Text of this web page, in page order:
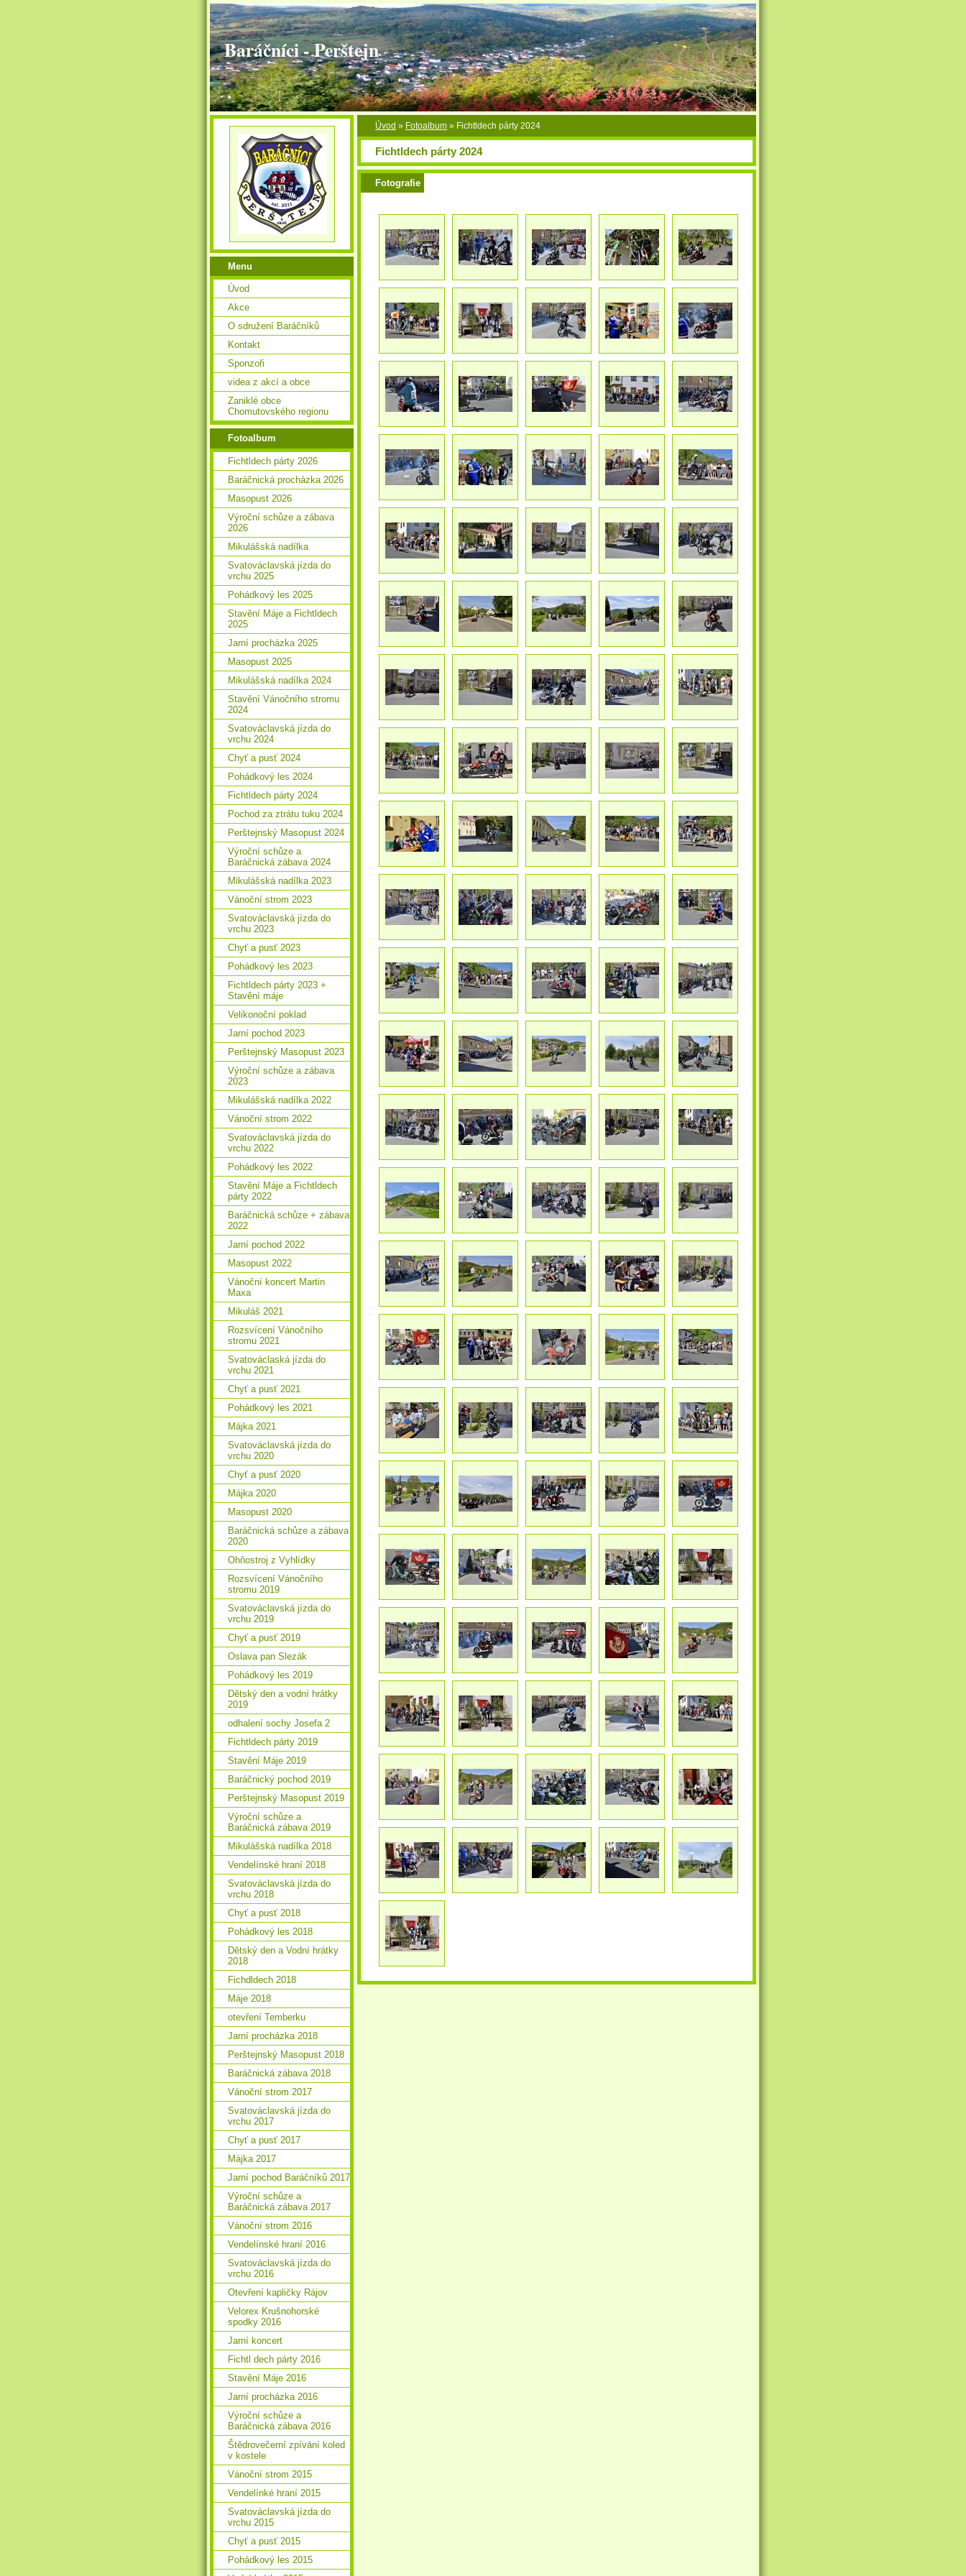
Baráčníci - Perštejn
Úvod » Fotoalbum » Fichtldech párty 2024
Fichtldech párty 2024
Fotografie
Menu
Úvod
Akce
O sdružení Baráčníků
Kontakt
Sponzoři
videa z akcí a obce
Zaniklé obce
Chomutovského regionu
Fotoalbum
Fichtldech párty 2026
Baráčnická procházka 2026
Masopust 2026
Výroční schůze a zábava
2026
Mikulášská nadílka
Svatováclavská jízda do
vrchu 2025
Pohádkový les 2025
Stavění Máje a Fichtldech
2025
Jarní procházka 2025
Masopust 2025
Mikulášská nadílka 2024
Stavění Vánočního stromu
2024
Svatováclavská jízda do
vrchu 2024
Chyť a pusť 2024
Pohádkový les 2024
Fichtldech párty 2024
Pochod za ztrátu tuku 2024
Perštejnský Masopust 2024
Výroční schůze a
Baráčnická zábava 2024
Mikulášská nadílka 2023
Vánoční strom 2023
Svatováclavská jízda do
vrchu 2023
Chyť a pusť 2023
Pohádkový les 2023
Fichtldech párty 2023 +
Stavění máje
Velikonoční poklad
Jarní pochod 2023
Perštejnský Masopust 2023
Výroční schůze a zábava
2023
Mikulášská nadílka 2022
Vánoční strom 2022
Svatováclavská jízda do
vrchu 2022
Pohádkový les 2022
Stavění Máje a Fichtldech
párty 2022
Baráčnická schůze + zábava
2022
Jarní pochod 2022
Masopust 2022
Vánoční koncert Martin
Maxa
Mikuláš 2021
Rozsvícení Vánočního
stromu 2021
Svatováclaská jízda do
vrchu 2021
Chyť a pusť 2021
Pohádkový les 2021
Májka 2021
Svatováclavská jízda do
vrchu 2020
Chyť a pusť 2020
Májka 2020
Masopust 2020
Baráčnická schůze a zábava
2020
Ohňostroj z Vyhlídky
Rozsvícení Vánočního
stromu 2019
Svatováclavská jízda do
vrchu 2019
Chyť a pusť 2019
Oslava pan Slezák
Pohádkový les 2019
Dětský den a vodní hrátky
2019
odhalení sochy Josefa 2
Fichtldech párty 2019
Stavění Máje 2019
Baráčnický pochod 2019
Perštejnský Masopust 2019
Výroční schůze a
Baráčnická zábava 2019
Mikulášská nadílka 2018
Vendelínské hraní 2018
Svatováclavská jízda do
vrchu 2018
Chyť a pusť 2018
Pohádkový les 2018
Dětský den a Vodní hrátky
2018
Fichdldech 2018
Máje 2018
otevření Temberku
Jarní procházka 2018
Perštejnský Masopust 2018
Baráčnická zábava 2018
Vánoční strom 2017
Svatováclavská jízda do
vrchu 2017
Chyť a pusť 2017
Májka 2017
Jarní pochod Baráčníků 2017
Výroční schůze a
Baráčnická zábava 2017
Vánoční strom 2016
Vendelínské hraní 2016
Svatováclavská jízda do
vrchu 2016
Otevření kapličky Rájov
Velorex Krušnohorské
spodky 2016
Jarní koncert
Fichtl dech párty 2016
Stavění Máje 2016
Jarní procházka 2016
Výroční schůze a
Baráčnická zábava 2016
Štědrovečerní zpívání koled
v kostele
Vánoční strom 2015
Vendelínké hraní 2015
Svatováclavská jízda do
vrchu 2015
Chyť a pusť 2015
Pohádkový les 2015